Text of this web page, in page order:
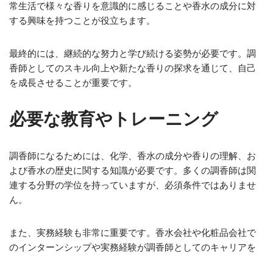
常生活で様々な香りを意識的に感じることや香水の成分に対
する興味を持つことが役立ちます。
最終的には、継続的な努力と学び続ける姿勢が必要です。調
香師としてのスキル向上や新たな香りの探求を通じて、自己
を成長させることが重要です。
必要な教育やトレーニング
調香師になるためには、化学、香水の成分や香りの理解、お
よび香水の歴史に関する知識が必要です。多くの調香師は関
連する分野の学位を持っていますが、必須条件ではありませ
ん。
また、実務経験も非常に重要です。香水会社や化粧品会社で
のインターンシップや実務経験が調香師としてのキャリアを